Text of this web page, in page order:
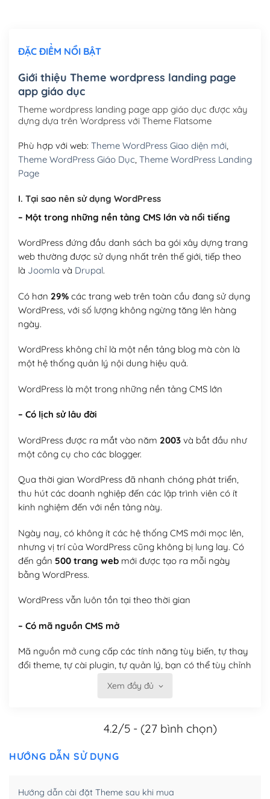
Mua thêm Host + Tên miền
Tên miền Việt Nam .vn (1 năm)
Hosting 2GB SSD (1 năm)(+450,000₫)
Hosting 3GB SSD (1 năm)(+550,000₫)
Hosting 5GB SSD (1 năm) (+650,000₫)
ĐẶC ĐIỂM NỔI BẬT
Giới thiệu Theme wordpress landing page
app giáo dục
Theme wordpress landing page app giáo dục được xây
dựng dựa trên Wordpress với Theme Flatsome
Phù hợp với web: Theme WordPress Giao diện mới,
Theme WordPress Giáo Dục Theme WordPress Landing
Page
I. Tại sao nên sử dụng WordPress
– Một trong những nền tảng CMS lớn và nổi tiếng
WordPress đứng đầu danh sách ba gói xây dựng trang
web thường được sử dụng nhất trên thế giới, tiếp theo
là Joomla và Drupal.
Có hơn 29%các trang web trên toàn cầu đang sử dụng
WordPress, với số lượng không ngừng tăng lên hàng
ngày.
WordPress không chỉ là một nền tảng blog mà còn là
một hệ thống quản lý nội dung hiệu quả.
WordPress là một trong những nền tảng CMS lớn
– Có lịch sử lâu đời
WordPress được ra mắt vào năm 2003và bắt đầu như
một công cụ cho các blogger.
Qua thời gian WordPress đã nhanh chóng phát triển,
thu hút các doanh nghiệp đến các lập trình viên có ít
kinh nghiệm đến với nền tảng này.
Ngày nay, có không ít các hệ thống CMS mới mọc lên,
nhưng vị trí của WordPress cũng không bị lung lay. Có
đến gần 500 trang webmới được tạo ra mỗi ngày
bằng WordPress.
WordPress vẫn luôn tồn tại theo thời gian
– Có mã nguồn CMS mở
Mã nguồn mở cung cấp các tính năng tùy biến, tự thay
đổi theme, tự cài plugin, tự quản lý, bạn có thể tùy chỉnh
nó theo ý bạn mà không phải sử dụng dịch vụ tại bất
Có thể tùy biến trên website WordPress
Xem đầy đủ
4.2/5 - (27 bình chọn)
HƯỚNG DẪN SỬ DỤNG
Hướng dẫn cài đặt Theme sau khi mua